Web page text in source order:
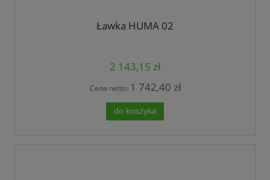
Ławka HUMA 02
2 143,15 zł
Cena netto: 1 742,40 zł
do koszyka